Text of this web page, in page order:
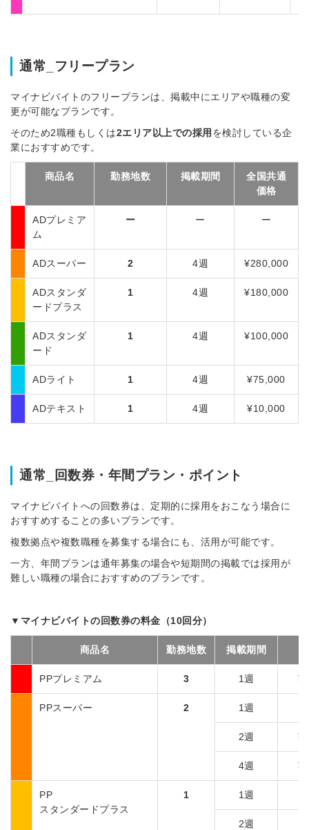
通常_フリープラン
マイナビバイトのフリープランは、掲載中にエリアや職種の変
更が可能なプランです。
そのため2職種もしくは2エリア以上での採用 を検討している企
業におすすめです。
商品名 勤務地数 掲載期間
全国共通
価格
ADプレミア
ム
ー ー ー
ADスーパー 2 4週 ¥280,000
ADスタンダ
ードプラス
1 4週 ¥180,000
ADスタンダ
ード
1 4週 ¥100,000
ADライト 1 4週 ¥75,000
ADテキスト 1 4週 ¥10,000
通常_回数券・年間プラン・ポイント
マイナビバイトへの回数券は、定期的に採用をおこなう場合に
おすすめすることの多いプランです。
複数拠点や複数職種を募集する場合にも、活用が可能です。
一方、年間プランは通年募集の場合や短期間の掲載では採用が
難しい職種の場合におすすめのプランです。
▼マイナビバイトの回数券の料金（10回分）
商品名 勤務地数 掲載期間
PPプレミアム 3 1週
PPスーパー 2 1週
2週
4週
PP
スタンダードプラス
1 1週
2週